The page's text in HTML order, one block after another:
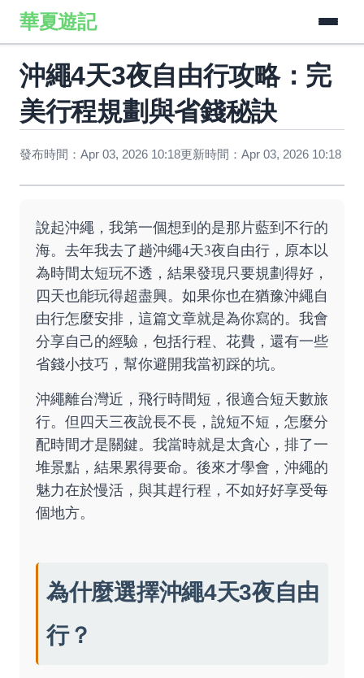
華夏遊記
沖繩4天3夜自由行攻略：完
美行程規劃與省錢秘訣
發布時間：Apr 03, 2026 10:18更新時間：Apr 03, 2026 10:18
說起沖繩，我第一個想到的是那片藍到不行的
海。去年我去了趟沖繩4天3夜自由行，原本以
為時間太短玩不透，結果發現只要規劃得好，
四天也能玩得超盡興。如果你也在猶豫沖繩自
由行怎麼安排，這篇文章就是為你寫的。我會
分享自己的經驗，包括行程、花費，還有一些
省錢小技巧，幫你避開我當初踩的坑。
沖繩離台灣近，飛行時間短，很適合短天數旅
行。但四天三夜說長不長，說短不短，怎麼分
配時間才是關鍵。我當時就是太貪心，排了一
堆景點，結果累得要命。後來才學會，沖繩的
魅力在於慢活，與其趕行程，不如好好享受每
個地方。
為什麼選擇沖繩4天3夜自由
行？